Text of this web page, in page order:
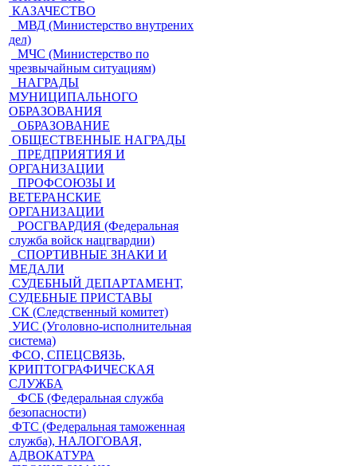
КАЗАЧЕСТВО
МВД (Министерство внутрених
дел)
МЧС (Министерство по
чрезвычайным ситуациям)
НАГРАДЫ
МУНИЦИПАЛЬНОГО
ОБРАЗОВАНИЯ
ОБРАЗОВАНИЕ
ОБЩЕСТВЕННЫЕ НАГРАДЫ
ПРЕДПРИЯТИЯ И
ОРГАНИЗАЦИИ
ПРОФСОЮЗЫ И
ВЕТЕРАНСКИЕ
ОРГАНИЗАЦИИ
РОСГВАРДИЯ (Федеральная
служба войск нацгвардии)
СПОРТИВНЫЕ ЗНАКИ И
МЕДАЛИ
СУДЕБНЫЙ ДЕПАРТАМЕНТ,
СУДЕБНЫЕ ПРИСТАВЫ
СК (Следственный комитет)
УИС (Уголовно-исполнительная
система)
ФСО, СПЕЦСВЯЗЬ,
КРИПТОГРАФИЧЕСКАЯ
СЛУЖБА
ФСБ (Федеральная служба
безопасности)
ФТС (Федеральная таможенная
служба), НАЛОГОВАЯ,
АДВОКАТУРА